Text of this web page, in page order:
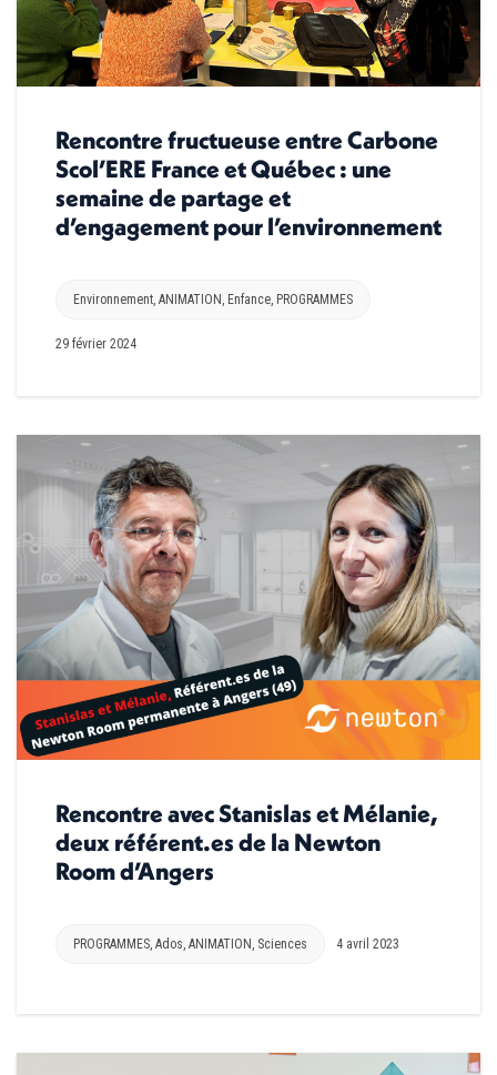
Rencontre fructueuse entre Carbone
Scol’ERE France et Québec : une
semaine de partage et
d’engagement pour l’environnement
Environnement, ANIMATION , Enfance, PROGRAMMES
29 février 2024
Rencontre avec Stanislas et Mélanie,
deux référent.es de la Newton
Room d’Angers
PROGRAMMES, Ados, ANIMATION , Sciences 4 avril 2023